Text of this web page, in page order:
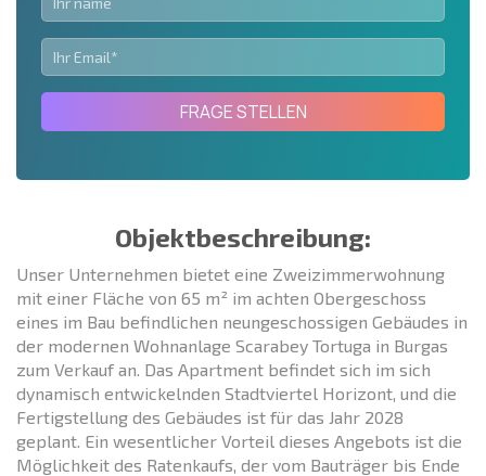
FRAGE STELLEN
Objektbeschreibung:
Unser Unternehmen bietet eine Zweizimmerwohnung
mit einer Fläche von 65 m² im achten Obergeschoss
eines im Bau befindlichen neungeschossigen Gebäudes in
der modernen Wohnanlage Scarabey Tortuga in Burgas
zum Verkauf an. Das Apartment befindet sich im sich
dynamisch entwickelnden Stadtviertel Horizont, und die
Fertigstellung des Gebäudes ist für das Jahr 2028
geplant. Ein wesentlicher Vorteil dieses Angebots ist die
Möglichkeit des Ratenkaufs, der vom Bauträger bis Ende